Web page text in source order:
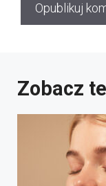
Zobacz